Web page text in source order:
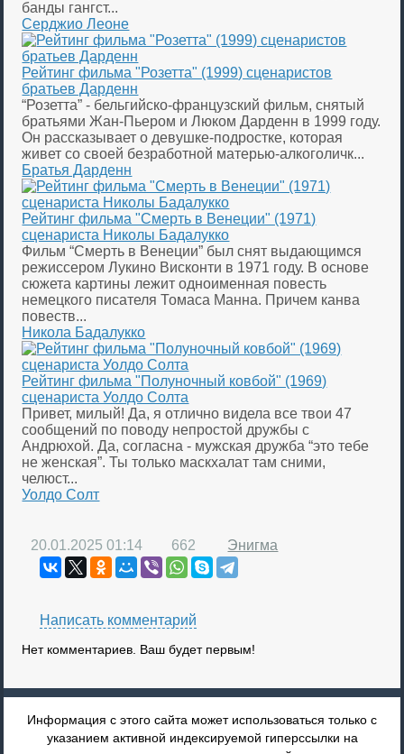
банды гангст...
Серджио Леоне
Рейтинг фильма "Розетта" (1999) сценаристов
братьев Дарденн
“Розетта” - бельгийско-французский фильм, снятый
братьями Жан-Пьером и Люком Дарденн в 1999 году.
Он рассказывает о девушке-подростке, которая
живет со своей безработной матерью-алкоголичк...
Братья Дарденн
Рейтинг фильма "Смерть в Венеции" (1971)
сценариста Николы Бадалукко
Фильм “Смерть в Венеции” был снят выдающимся
режиссером Лукино Висконти в 1971 году. В основе
сюжета картины лежит одноименная повесть
немецкого писателя Томаса Манна. Причем канва
повеств...
Никола Бадалукко
Рейтинг фильма "Полуночный ковбой" (1969)
сценариста Уолдо Солта
Привет, милый! Да, я отлично видела все твои 47
сообщений по поводу непростой дружбы с
Андрюхой. Да, согласна - мужская дружба “это тебе
не женская”. Ты только маскхалат там сними,
челюст...
Уолдо Солт
20.01.2025 01:14 662 Энигма
Написать комментарий
Нет комментариев. Ваш будет первым!
Информация с этого сайта может использоваться только с
указанием активной индексируемой гиперссылки на